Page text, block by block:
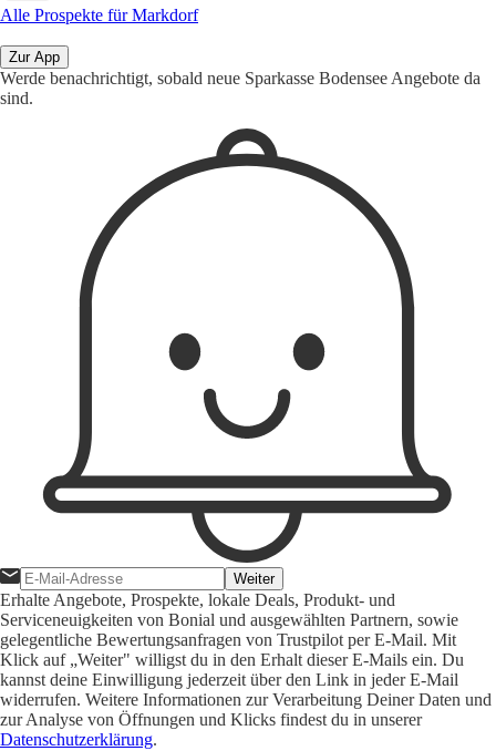
Alle Prospekte für Markdorf
Zur App
Werde benachrichtigt, sobald neue Sparkasse Bodensee Angebote da
sind.
Weiter
Erhalte Angebote, Prospekte, lokale Deals, Produkt- und
Serviceneuigkeiten von Bonial und ausgewählten Partnern, sowie
gelegentliche Bewertungsanfragen von Trustpilot per E-Mail. Mit
Klick auf „Weiter" willigst du in den Erhalt dieser E-Mails ein. Du
kannst deine Einwilligung jederzeit über den Link in jeder E-Mail
widerrufen. Weitere Informationen zur Verarbeitung Deiner Daten und
zur Analyse von Öffnungen und Klicks findest du in unserer
Datenschutzerklärung.